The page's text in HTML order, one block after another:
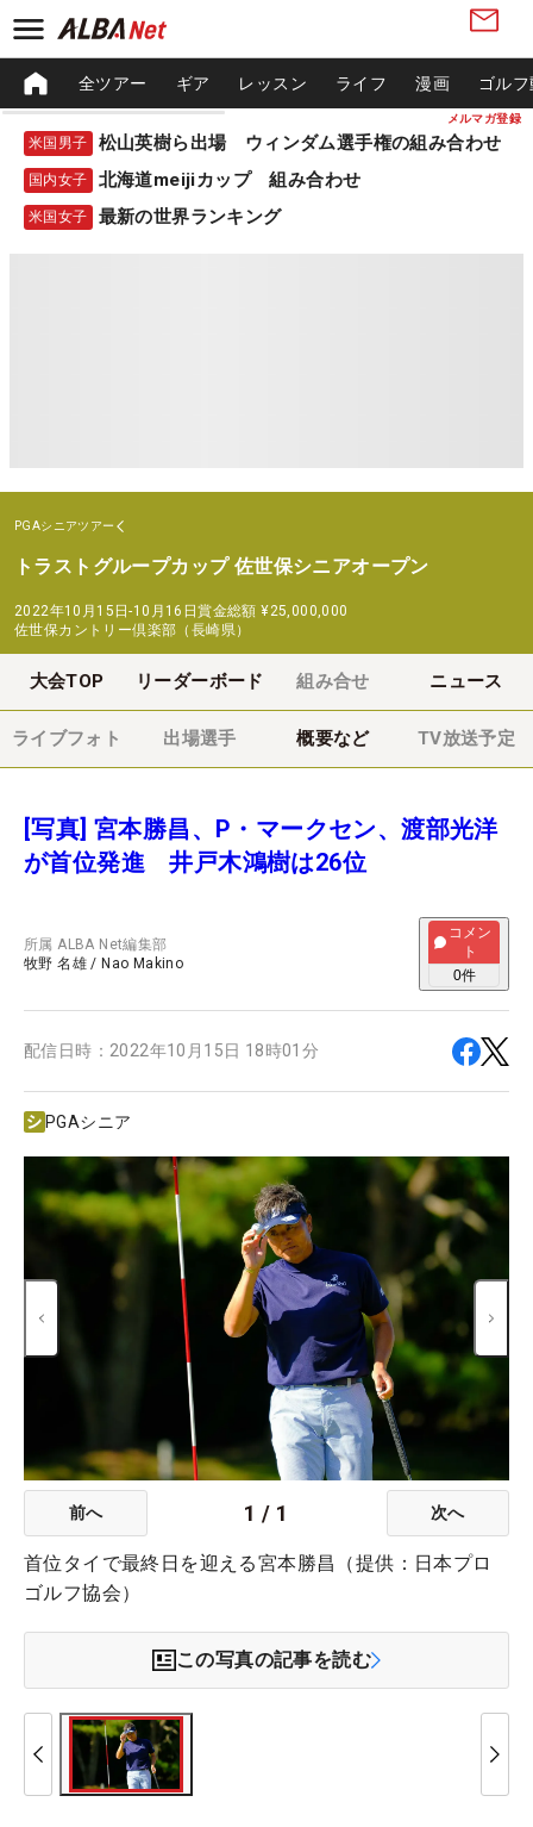
メルマガ登録
全ツアー ギア レッスン ライフ 漫画 ゴル
米国男子 松山英樹ら出場 ウィンダム選手権の組み合わせ
国内女子 北海道meijiカップ 組み合わせ
米国女子 最新の世界ランキング
PGAシニアツアー
トラストグループカップ 佐世保シニアオープン
2022年10月15日-10月16日賞金総額 ¥25,000,000
佐世保カントリー倶楽部（長崎県）
大会TOP リーダーボード 組み合せ ニュース
ライブフォト 出場選手 概要など TV放送予定
[写真] 宮本勝昌、P・マークセン、渡部光洋
が首位発進 井戸木鴻樹は26位
所属ALBA Net編集部
牧野 名雄 / Nao Makino
コメン
ト
0件
配信日時： 2022年10月15日 18時01分
PGAシニア
前へ 1 / 1 次へ
首位タイで最終日を迎える宮本勝昌（提供：日本プロ
ゴルフ協会）
この写真の記事を読む